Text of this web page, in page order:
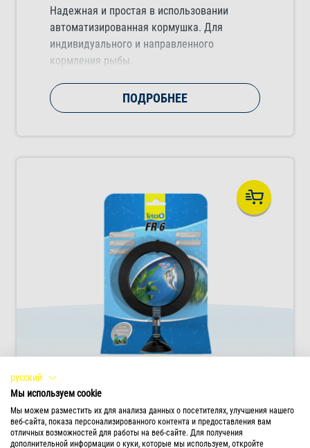
Надежная и простая в использовании
автоматизированная кормушка. Для
индивидуального и направленного
кормления рыбы.
ПОДРОБНЕЕ
Кормушка-кольцо Tetra FR 6
С помощью кормушки-кольца можно
выбрать место для кормления и получить
русский
Мы используем cookie
Мы можем разместить их для анализа данных о посетителях, улучшения нашего
веб-сайта, показа персонализированного контента и предоставления вам
отличных возможностей для работы на веб-сайте. Для получения
дополнительной информации о куки, которые мы используем, откройте